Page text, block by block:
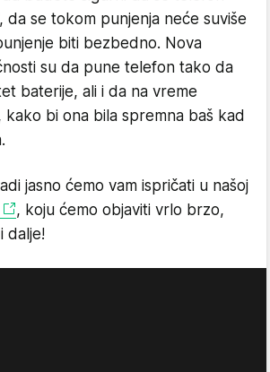
da se tokom punjenja neće suviše
biti bezbedno. Nova
su da pune telefon tako da
baterije, ali i da na vreme
bi ona bila spremna baš kad
jasno ćemo vam ispričati u našoj
, koju ćemo objaviti vrlo brzo,
dalje!